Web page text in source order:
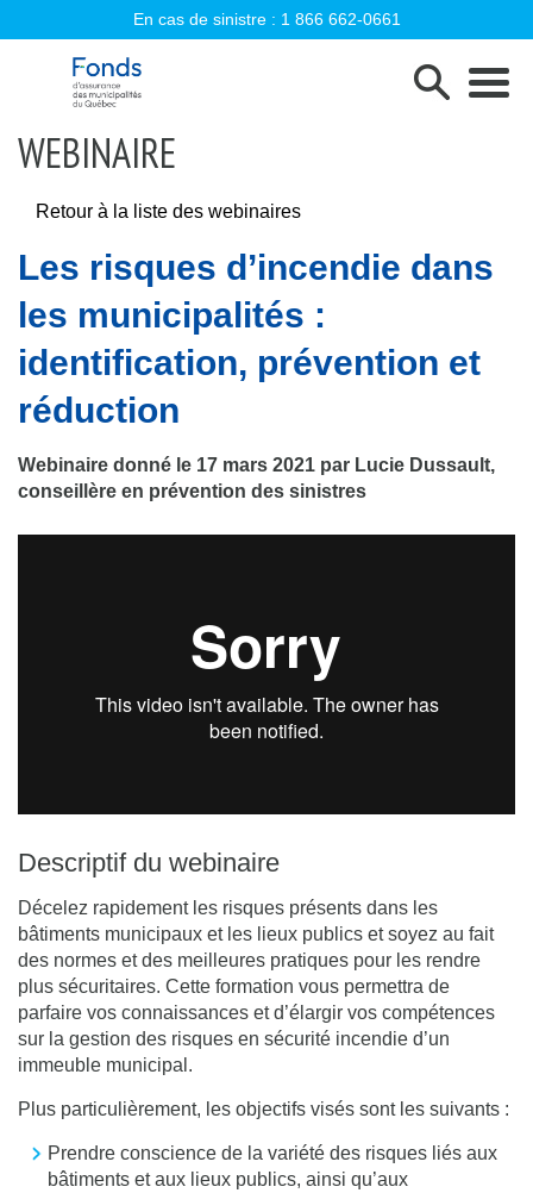
En cas de sinistre : 1 866 662-0661
Fonds d'assurance des municipalités
WEBINAIRE
Retour à la liste des webinaires
Les risques d’incendie dans
les municipalités :
identification, prévention et
réduction
Webinaire donné le 17 mars 2021 par Lucie Dussault,
conseillère en prévention des sinistres
Descriptif du webinaire
Décelez rapidement les risques présents dans les
bâtiments municipaux et les lieux publics et soyez au fait
des normes et des meilleures pratiques pour les rendre
plus sécuritaires. Cette formation vous permettra de
parfaire vos connaissances et d’élargir vos compétences
sur la gestion des risques en sécurité incendie d’un
immeuble municipal.
Plus particulièrement, les objectifs visés sont les suivants :
Prendre conscience de la variété des risques liés aux
bâtiments et aux lieux publics, ainsi qu’aux